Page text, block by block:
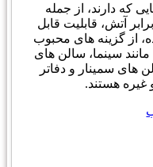
که دارند، از جمله
آتش، قابلیت قابل
از گزینه های محبوب
سینما، سالن های
های سمینار و دفاتر
هستند.